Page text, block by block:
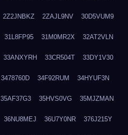
2Z2JNBKZ 2ZAJL9NV 30D5VUM9
31L8FP95 31M0MR2X 32AT2VLN
33ANXYRH 33CR504T 33DY1V30
3478760D 34F92RUM 34HYUF3N
35AF37G3 35HVS0VG 35MJZMAN
36NU8MEJ 36U7Y0NR 376J215Y